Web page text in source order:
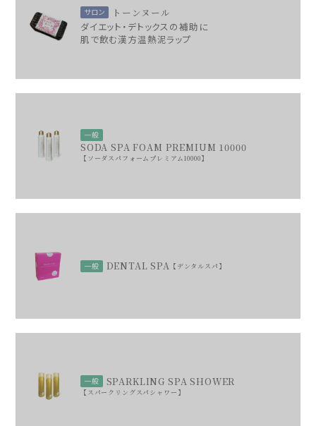
サロン トーンヌール
ダイエット・デトックスの補助に
肌で飲む漢方温熱泥ラップ
一般
SODA SPA FOAM PREMIUM 10000
ソーダスパフォームプレミアム10000
一般 DENTAL SPA デンタルスパ
一般 SPARKLING SPA SHOWER
スパークリングスパシャワー